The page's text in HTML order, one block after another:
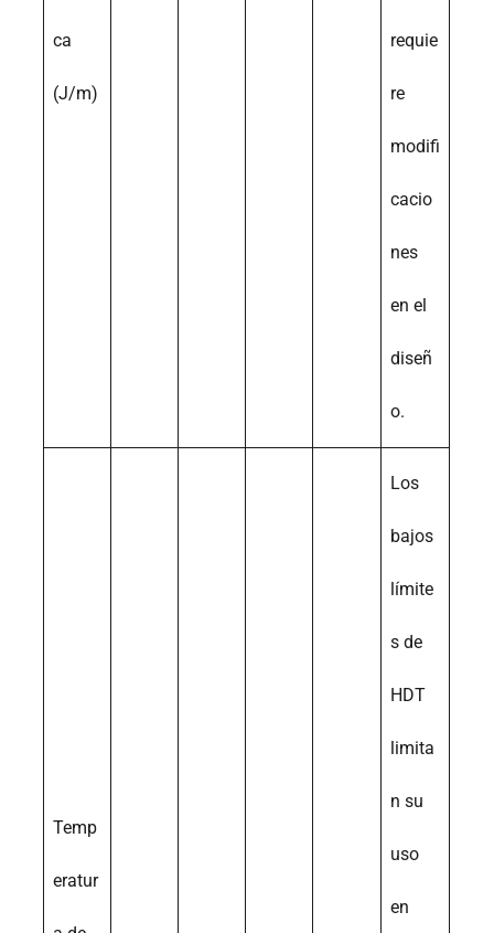
ca
(J/m)
requie
re
modifi
cacio
nes
en el
diseñ
o.
Temp
eratur
Los
bajos
límite
s de
HDT
limita
n su
uso
en